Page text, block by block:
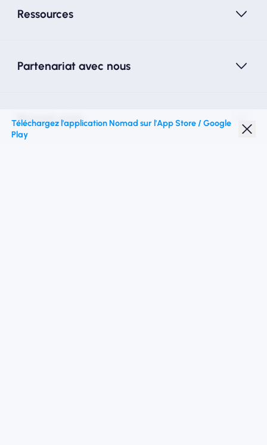
Ressources
Partenariat avec nous
Nomad esim
Téléchargez l'application Nomad sur l'App Store / Google
Play